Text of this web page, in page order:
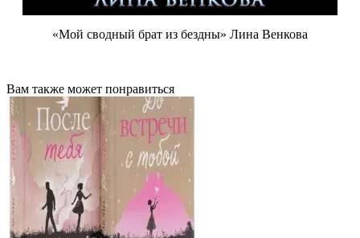
«Мой сводный брат из бездны» Лина Венкова
Вам также может понравиться